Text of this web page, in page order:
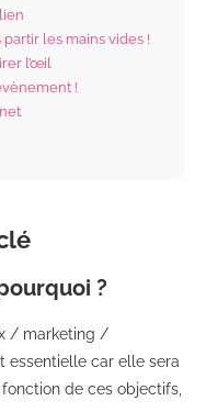
les mains vides !
l’œil
!
?
/ marketing /
essentielle car elle sera
fonction de ces objectifs,